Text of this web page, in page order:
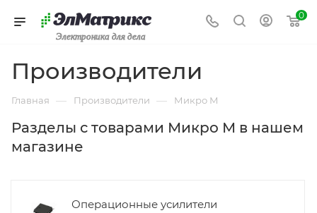
Электроника для дела
0
Производители
Главная — Производители — Микро М
Разделы с товарами Микро М в нашем
магазине
Операционные усилители